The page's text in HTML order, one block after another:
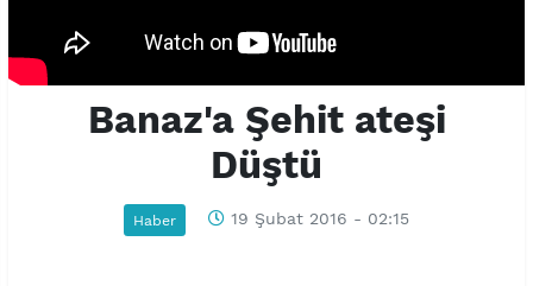
Banaz'a Şehit ateşi
Düştü
Haber 19 Şubat 2016 - 02:15